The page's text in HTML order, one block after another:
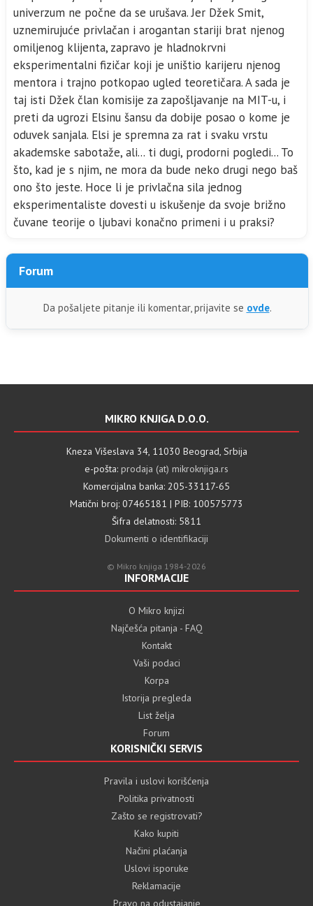
univerzum ne počne da se urušava. Jer Džek Smit,
uznemirujuće privlačan i arogantan stariji brat njenog
omiljenog klijenta, zapravo je hladnokrvni
eksperimentalni fizičar koji je uništio karijeru njenog
mentora i trajno potkopao ugled teoretičara. A sada je
taj isti Džek član komisije za zapošljavanje na MIT-u, i
preti da ugrozi Elsinu šansu da dobije posao o kome je
oduvek sanjala. Elsi je spremna za rat i svaku vrstu
akademske sabotaže, ali... ti dugi, prodorni pogledi... To
što, kad je s njim, ne mora da bude neko drugi nego baš
ono što jeste. Hoce li je privlačna sila jednog
eksperimentaliste dovesti u iskušenje da svoje brižno
čuvane teorije o ljubavi konačno primeni i u praksi?
Forum
Da pošaljete pitanje ili komentar, prijavite se ovde.
MIKRO KNJIGA D.O.O.
Kneza Višeslava 34, 11030 Beograd, Srbija
e-pošta: prodaja (at) mikroknjiga.rs
Komercijalna banka: 205-33117-65
Matični broj: 07465181 | PIB: 100575773
Šifra delatnosti: 5811
Dokumenti o identifikaciji
© Mikro knjiga 1984-2026
INFORMACIJE
O Mikro knjizi
Najčešća pitanja - FAQ
Kontakt
Vaši podaci
Korpa
Istorija pregleda
List želja
Forum
KORISNIČKI SERVIS
Pravila i uslovi korišćenja
Politika privatnosti
Zašto se registrovati?
Kako kupiti
Načini plaćanja
Uslovi isporuke
Reklamacije
Pravo na odustajanje